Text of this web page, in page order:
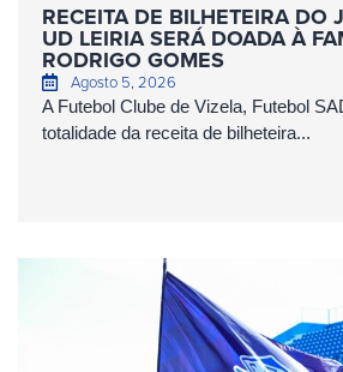
RECEITA DE BILHETEIRA DO
UD LEIRIA SERÁ DOADA À
RODRIGO GOMES
Agosto 5, 2026
A Futebol Clube de Vizela, Futebol
totalidade da receita de bilheteira...